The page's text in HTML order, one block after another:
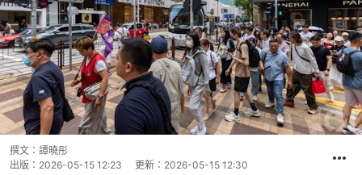
撰文： 譚曉彤
出版： 2026-05-15 12:23 更新： 2026-05-15 12:30